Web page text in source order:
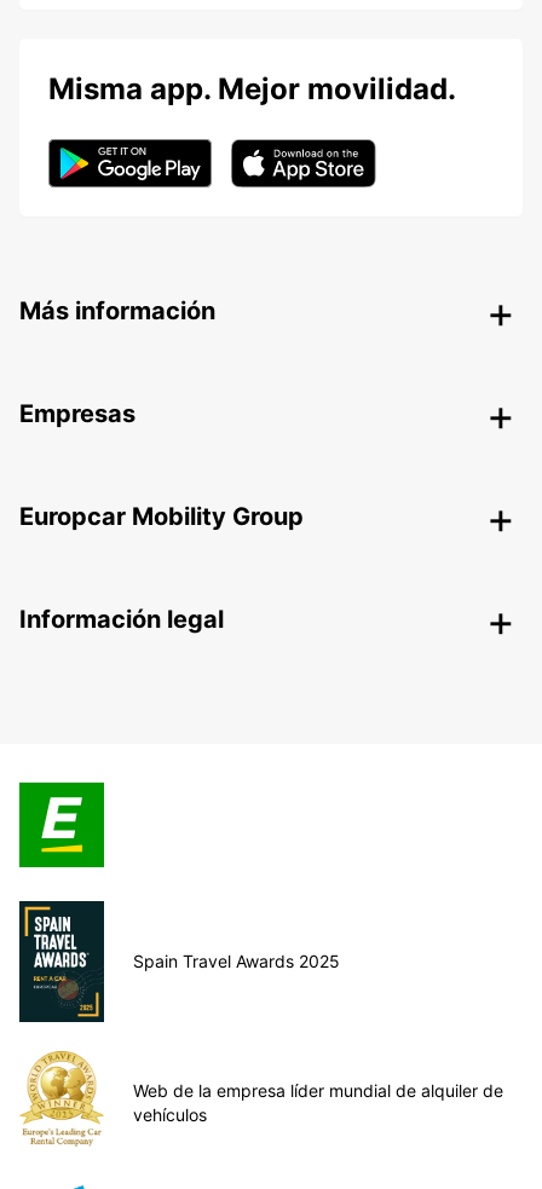
Misma app. Mejor movilidad.
Más información
Empresas
Europcar Mobility Group
Información legal
Spain Travel Awards 2025
Web de la empresa líder mundial de alquiler de
vehículos